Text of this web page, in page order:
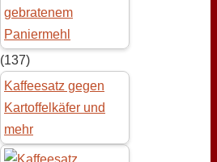
(137)
Kaffeesatz gegen
Kartoffelkäfer und
mehr